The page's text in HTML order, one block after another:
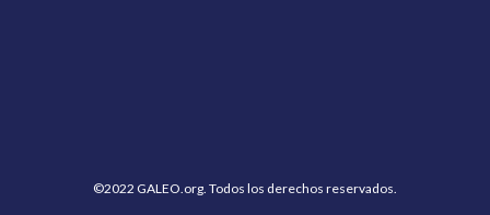
©2022 GALEO.org. Todos los derechos reservados.